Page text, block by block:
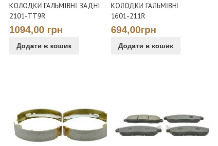
КОЛОДКИ ГАЛЬМІВНІ ЗАДНІ
2101-TT9R
1094,00 грн
Додати в кошик
КОЛОДКИ ГАЛЬМІВНІ
1601-211R
694,00грн
Додати в кошик